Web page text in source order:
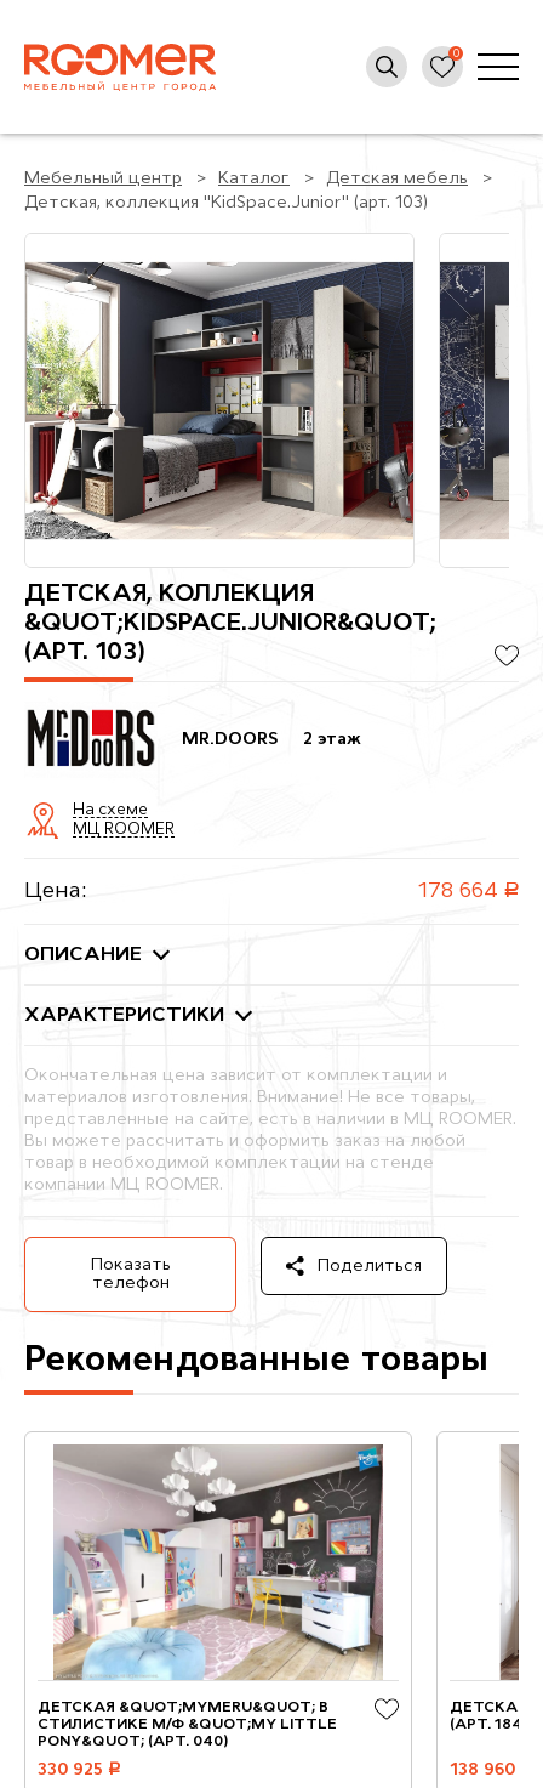
Мебельный центр Каталог
Детская мебель
Детская, коллекция "KidSpace.Junior" (арт. 103)
ДЕТСКАЯ, КОЛЛЕКЦИЯ
&QUOT;KIDSPACE.JUNIOR&QUOT;
(АРТ. 103)
MR.DOORS 2 этаж
На схеме
МЦ ROOMER
Цена: 178 664 руб.
ОПИСАНИЕ
ХАРАКТЕРИСТИКИ
Окончательная цена зависит от комплектации и
материалов изготовления. Внимание! Не все товары,
представленные на сайте, есть в наличии в МЦ ROOMER.
Вы можете рассчитать и оформить заказ на любой
товар в необходимой комплектации на стенде
компании МЦ ROOMER.
Показать
телефон
Поделиться
Рекомендованные товары
ДЕТСКАЯ &QUOT;MYMERU&QUOT; В
СТИЛИСТИКЕ М/Ф &QUOT;MY LITTLE
PONY&QUOT; (АРТ. 040)
330 925 руб.
ДЕТСКАЯ,
(АРТ. 184)
138 960